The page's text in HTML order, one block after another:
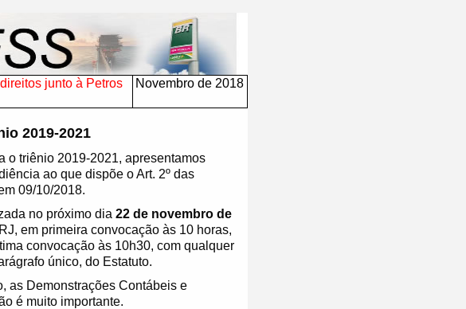
junto à Petros
Novembro de 2018
2019-2021
o triênio 2019-2021, apresentamos
ao que dispõe o Art. 2º das
09/10/2018.
no próximo dia 22 de novembro de
em primeira convocação às 10 horas,
convocação às 10h30, com qualquer
único, do Estatuto.
as Demonstrações Contábeis e
é muito importante.